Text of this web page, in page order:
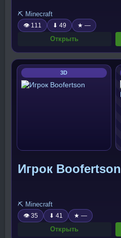
⛏️ Minecraft
👁 111 ⬇ 49 ★ —
Открыть
3D
Игрок Boofertson
⛏️ Minecraft
👁 35 ⬇ 41 ★ —
Открыть